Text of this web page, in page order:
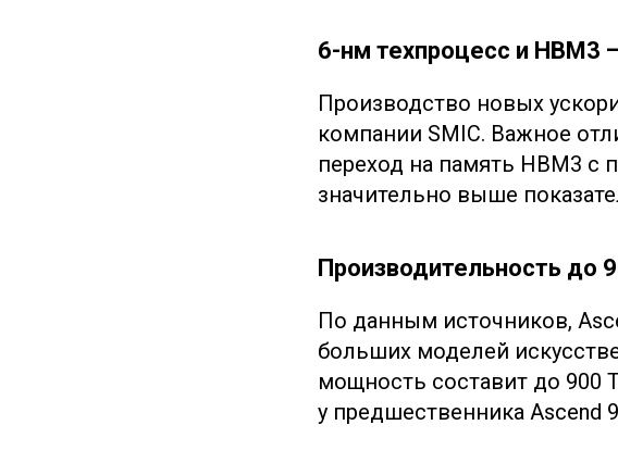
6-нм техпроцесс и HBM3
Производство новых
компании SMIC. Важное
переход на память HBM3 с
значительно выше
Производительность до
По данным источников,
больших моделей
мощность составит до 900
у предшественника Ascend